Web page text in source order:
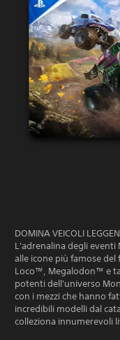
DOMINA VEICOLI
L'adrenalina degli
alle icone più famose
Loco™, Megalodon™ e
potenti dell'universo
con i mezzi che hanno
incredibili modelli dal
colleziona innumerevoli